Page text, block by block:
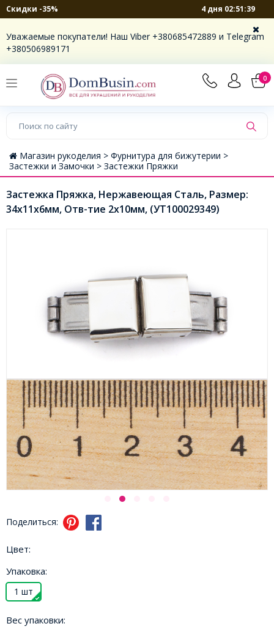
Скидки -35% 4 дня 02:51:39
Уважаемые покупатели! Наш Viber +380685472889 и Telegram
+380506989171
0
Магазин рукоделия > Фурнитура для бижутерии >
Застежки и Замочки > Застежки Пряжки
Застежка Пряжка, Нержавеющая Сталь, Размер:
34х11х6мм, Отв-тие 2х10мм, (УТ100029349)
Поделиться:
Цвет:
Упаковка:
1 шт
Вес упаковки: